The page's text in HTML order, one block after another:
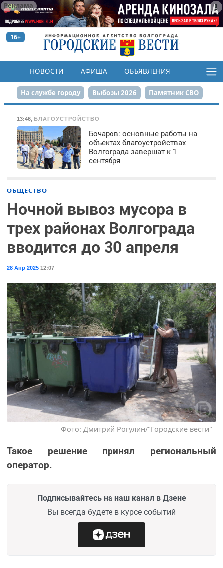
Реклама
16+
НОВОСТИ АФИША ОБЪЯВЛЕНИЯ
КОНКУРСЫ
На службе городу Выборы 2026 Памятник СВО
Сталинград в сердце
Набережная День Победы Реконструкция ЦПКиО
80-летие Победы Парк Героев-летчиков
13:46, БЛАГОУСТРОЙСТВО
Бочаров: основные работы на
объектах благоустройствах
Волгограда завершат к 1
сентября
ОБЩЕСТВО
Ночной вывоз мусора в
трех районах Волгограда
вводится до 30 апреля
28 Апр 202512:07
Фото: Дмитрий Рогулин/"Городские вести"
Такое решение принял региональный
оператор.
Подписывайтесь на наш канал в Дзене
Вы всегда будете в курсе событий